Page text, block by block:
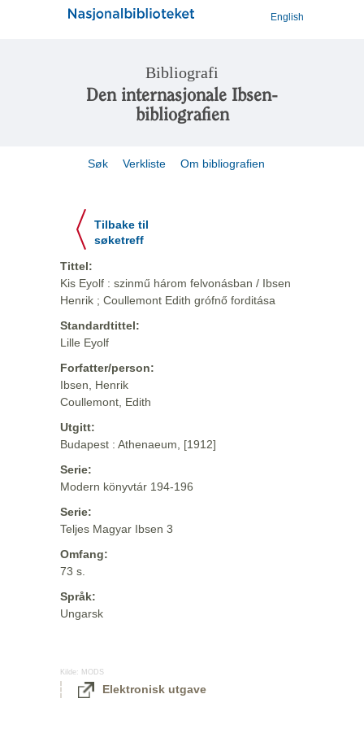
English
Bibliografi
Den internasjonale Ibsen-
bibliografien
Søk Verkliste Om bibliografien
Tilbake til
søketreff
Tittel:
Kis Eyolf : szinmű három felvonásban / Ibsen
Henrik ; Coullemont Edith grófnő forditása
Standardtittel:
Lille Eyolf
Forfatter/person:
Ibsen, Henrik
Coullemont, Edith
Utgitt:
Budapest : Athenaeum, [1912]
Serie:
Modern könyvtár 194-196
Serie:
Teljes Magyar Ibsen 3
Omfang:
73 s.
Språk:
Ungarsk
Kilde: MODS
Elektronisk utgave